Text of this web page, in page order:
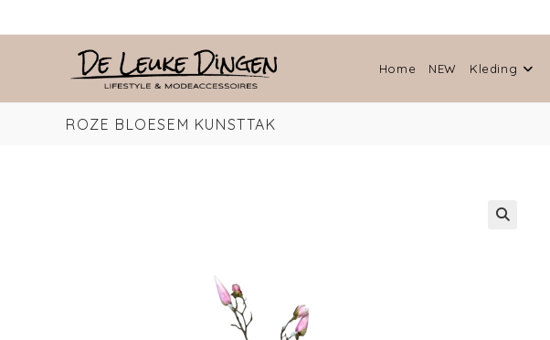
Home NEW Kleding
ROZE BLOESEM KUNSTTAK